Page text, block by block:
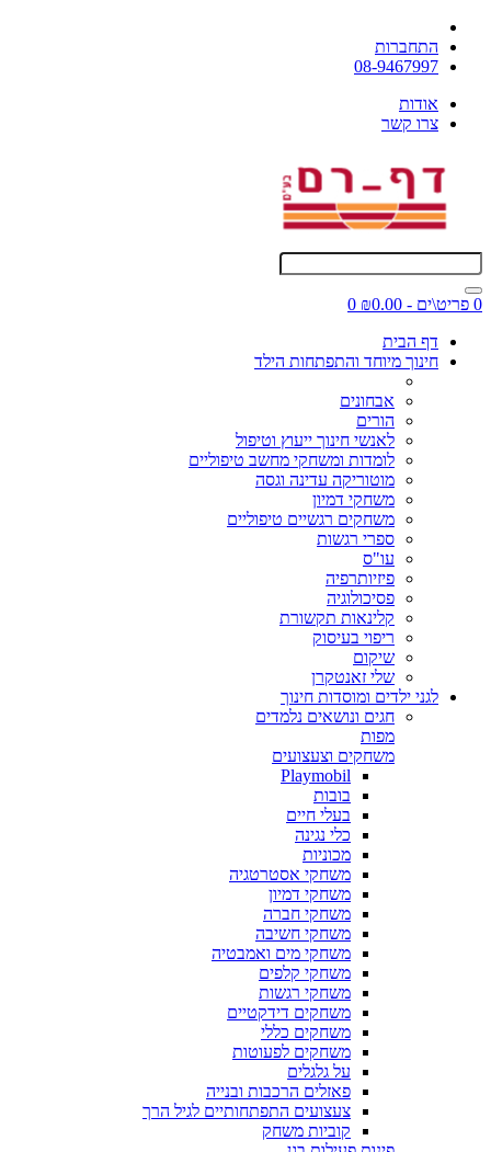
התחברות
08-9467997
אודות
צרו קשר
0 פריט\ים - ₪0.00
0
דף הבית
חינוך מיוחד והתפתחות הילד
אבחונים
הורים
לאנשי חינוך ייעוץ וטיפול
לומדות ומשחקי מחשב טיפוליים
מוטוריקה עדינה וגסה
משחקי דמיון
משחקים רגשיים טיפוליים
ספרי רגשות
עו"ס
פיזיותרפיה
פסיכולוגיה
קלינאות תקשורת
ריפוי בעיסוק
שיקום
שלי זאנטקרן
לגני ילדים ומוסדות חינוך
חגים ונושאים נלמדים
מפות
משחקים וצעצועים
Playmobil
בובות
בעלי חיים
כלי נגינה
מכוניות
משחקי אסטרטגיה
משחקי דמיון
משחקי חברה
משחקי חשיבה
משחקי מים ואמבטיה
משחקי קלפים
משחקי רגשות
משחקים דידקטיים
משחקים כללי
משחקים לפעוטות
על גלגלים
פאזלים הרכבות ובנייה
צעצועים התפתחותיים לגיל הרך
קוביות משחק